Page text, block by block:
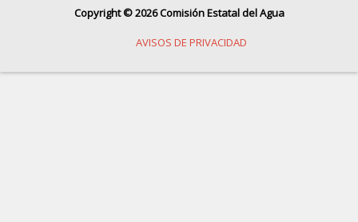
Copyright © 2026 Comisión Estatal del Agua
AVISOS DE PRIVACIDAD